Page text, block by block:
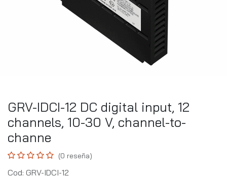
GRV-IDCI-12 DC digital input, 12
channels, 10-30 V, channel-to-
channe
(0 reseña)
Cod: GRV-IDCI-12